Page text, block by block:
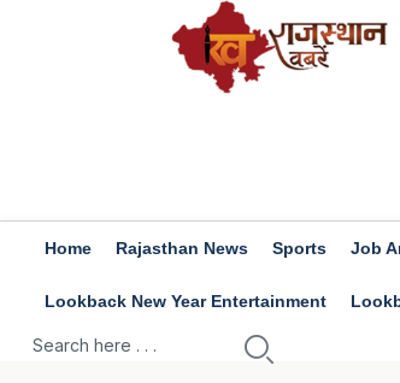
Asia Cup 2026: महिला
Home Rajasthan News Sports Job
Lookback New Year Entertainment